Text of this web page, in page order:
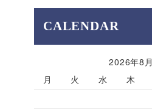
CALENDAR
2026年8月
月
火 水 木